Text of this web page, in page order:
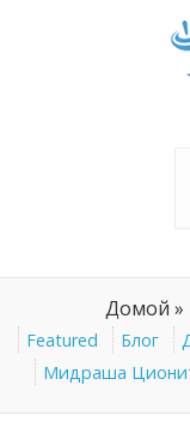
Домой »
Featured Блог
Мидраша